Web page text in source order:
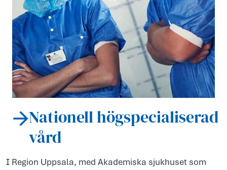
Nationell högspecialiserad
vård
I Region Uppsala, med Akademiska sjukhuset som